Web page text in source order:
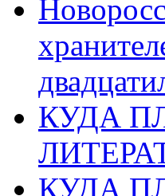
КУДА
КУДА